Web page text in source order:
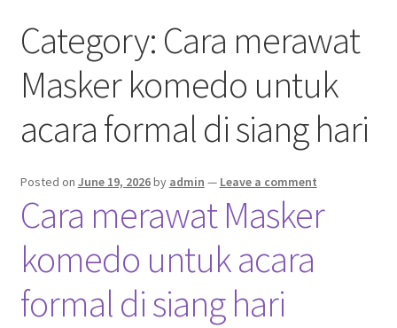
Category: Cara merawat
Masker komedo untuk
acara formal di siang hari
Posted on June 19, 2026by admin — Leave a comment
Cara merawat Masker
komedo untuk acara
formal di siang hari